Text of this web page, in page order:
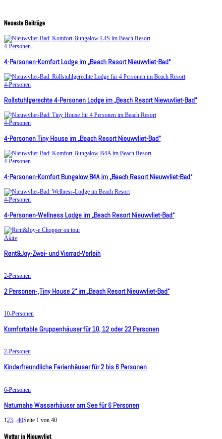
Neueste Beiträge
4-Personen
4-Personen-Komfort Lodge im „Beach Resort Nieuwvliet-Bad“
4-Personen
Rollstuhlgerechte 4-Personen Lodge im „Beach Resort Niewuvliet-Bad“
4-Personen
4-Personen Tiny House im „Beach Resort Nieuwvliet-Bad“
4-Personen
4-Personen-Komfort Bungalow B4A im „Beach Resort Nieuwvliet-Bad“
4-Personen
4-Personen-Wellness Lodge im „Beach Resort Nieuwvliet-Bad“
Aktiv
Rent&Joy-Zwei- und Vierrad-Verleih
2-Personen
2 Personen-„Tiny House 2“ im „Beach Resort Nieuwvliet-Bad“
10-Personen
Komfortable Gruppenhäuser für 10, 12 oder 22 Personen
2-Personen
Kinderfreundliche Ferienhäuser für 2 bis 6 Personen
6-Personen
Naturnahe Wasserhäuser am See für 6 Personen
123 40Seite 1 von 40
Wetter in Nieuwvliet